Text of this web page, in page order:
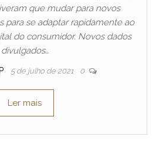
que mudar para novos
para se adaptar rapidamente ao
do consumidor. Novos dados
divulgados…
5 de julho de 2021 0
Ler mais